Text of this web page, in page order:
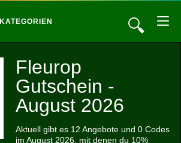
🔍
KATEGORIEN
Fleurop
Gutschein -
August 2026
Aktuell gibt es 12 Angebote und 0 Codes
im August 2026, mit denen du 10%